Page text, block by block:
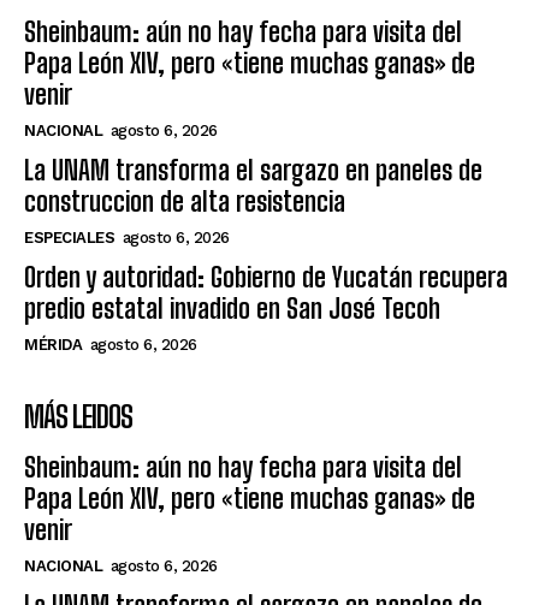
Sheinbaum: aún no hay fecha para visita del
Papa León XIV, pero «tiene muchas ganas» de
venir
NACIONAL agosto 6, 2026
La UNAM transforma el sargazo en paneles de
construccion de alta resistencia
ESPECIALES agosto 6, 2026
Orden y autoridad: Gobierno de Yucatán recupera
predio estatal invadido en San José Tecoh
MÉRIDA agosto 6, 2026
MÁS LEIDOS
Sheinbaum: aún no hay fecha para visita del
Papa León XIV, pero «tiene muchas ganas» de
venir
NACIONAL agosto 6, 2026